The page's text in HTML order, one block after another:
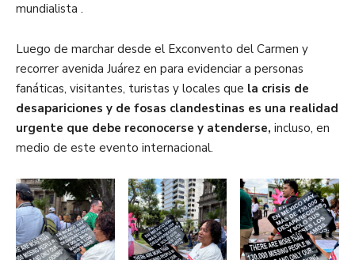
mundialista .
Luego de marchar desde el Exconvento del Carmen y
recorrer avenida Juárez en para evidenciar a personas
fanáticas, visitantes, turistas y locales que la crisis de
desapariciones y de fosas clandestinas es una realidad
urgente que debe reconocerse y atenderse, incluso, en
medio de este evento internacional.